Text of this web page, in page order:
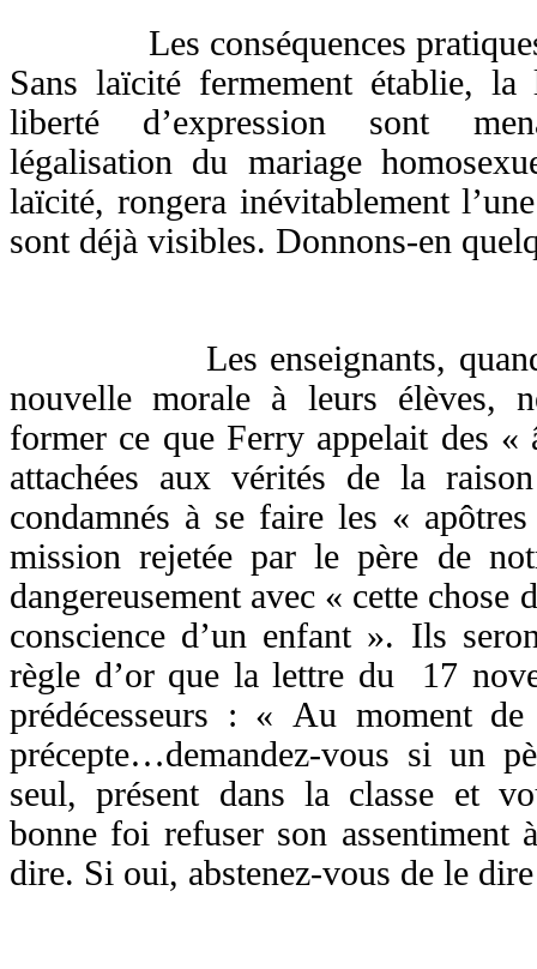
Les conséquences pratiques
Sans laïcité fermement établie,
liberté d’expression sont
légalisation du mariage
laïcité, rongera inévitablement
sont déjà visibles. Donnons-en
Les enseignants, quand
nouvelle morale à leurs élèves,
former ce que Ferry appelait des «
attachées aux vérités de la
condamnés à se faire les «
mission rejetée par le père de
dangereusement avec « cette chose
conscience d’un enfant ». Ils
règle d’or que la lettre du 17
prédécesseurs : « Au moment
précepte…demandez-vous si un
seul, présent dans la classe et
bonne foi refuser son assentiment
dire. Si oui, abstenez-vous de le